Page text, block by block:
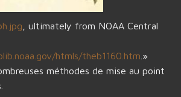
, ultimately from NOAA Central
htmls/theb1160.htm .»
méthodes de mise au point